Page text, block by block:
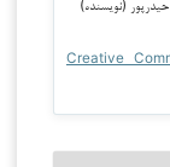
Creative